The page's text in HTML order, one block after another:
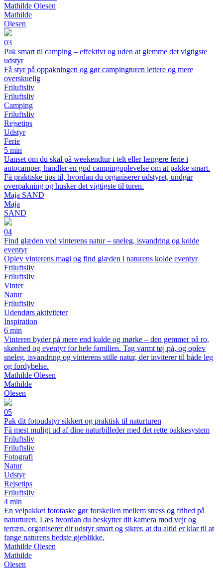
Mathilde Olesen
Mathilde
Olesen
03
Pak smart til camping – effektivt og uden at glemme det vigtigste
udstyr
Få styr på oppakningen og gør campingturen lettere og mere
overskuelig
Friluftsliv
Friluftsliv
Camping
Friluftsliv
Rejsetips
Udstyr
Ferie
5 min
Uanset om du skal på weekendtur i telt eller længere ferie i
autocamper, handler en god campingoplevelse om at pakke smart.
Få praktiske tips til, hvordan du organiserer udstyret, undgår
overpakning og husker det vigtigste til turen.
Maja SAND
Maja
SAND
04
Find glæden ved vinterens natur – sneleg, isvandring og kolde
eventyr
Oplev vinterens magi og find glæden i naturens kolde eventyr
Friluftsliv
Friluftsliv
Vinter
Natur
Friluftsliv
Udendørs aktiviteter
Inspiration
6 min
Vinteren byder på mere end kulde og mørke – den gemmer på ro,
skønhed og eventyr for hele familien. Tag varmt tøj på, og oplev
sneleg, isvandring og vinterens stille natur, der inviterer til både leg
og fordybelse.
Mathilde Olesen
Mathilde
Olesen
05
Pak dit fotoudstyr sikkert og praktisk til naturturen
Få mest muligt ud af dine naturbilleder med det rette pakkesystem
Friluftsliv
Friluftsliv
Fotografi
Natur
Udstyr
Rejsetips
Friluftsliv
4 min
En velpakket fototaske gør forskellen mellem stress og frihed på
naturturen. Læs hvordan du beskytter dit kamera mod vejr og
terræn, organiserer dit udstyr smart og sikrer, at du altid er klar til at
fange naturens bedste øjeblikke.
Mathilde Olesen
Mathilde
Olesen